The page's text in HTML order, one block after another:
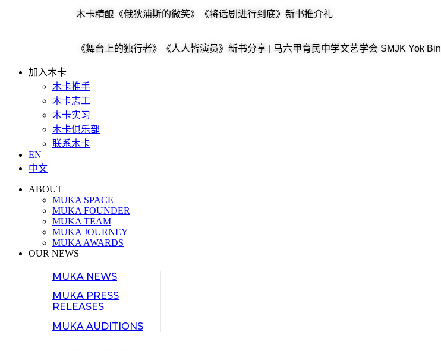
木卡精酿《俄狄浦斯的微笑》《将话剧进行到底》新书推介礼
《舞台上的独行者》《人人皆演员》新书分享 | 马六甲育民中学文艺学会 SMJK Yok Bin
加入木卡
木卡推手
木卡志工
木卡实习
木卡俱乐部
联系木卡
EN
中文
ABOUT
MUKA SPACE
MUKA FOUNDER
MUKA TEAM
MUKA JOURNEY
MUKA AWARDS
OUR NEWS
MUKA NEWS
MUKA PRESS
RELEASES
MUKA AUDITIONS